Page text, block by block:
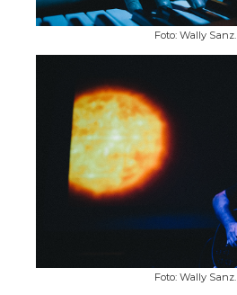
Foto: Wally Sanz.
Foto: Wally Sanz.